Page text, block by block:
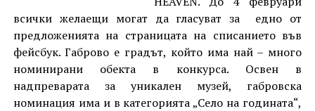
всички желаещи могат да гласуват за едно от
предложенията на страницата на списанието във
фейсбук. Габрово е градът, който има най – много
номинирани обекта в конкурса. Освен в
надпреварата за уникален музей, габровска
номинация има и в категорията „Село на годината“,